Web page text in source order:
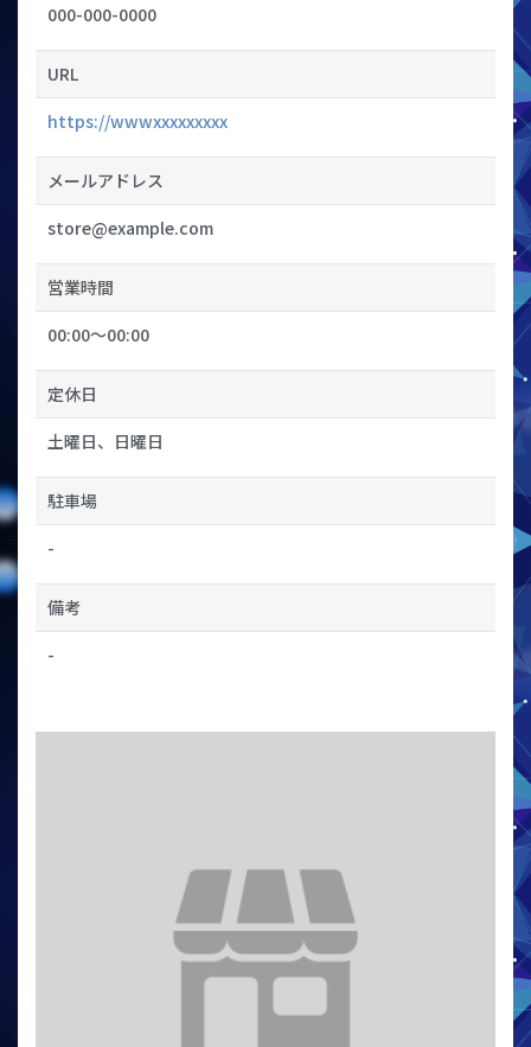
000-000-0000
URL
https://wwwxxxxxxxxx
メールアドレス
store@example.com
営業時間
00:00〜00:00
定休日
土曜日、日曜日
駐車場
-
備考
-